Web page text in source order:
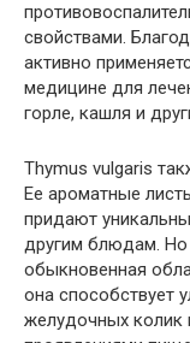
свойствами.
активно
медицине для
горле, кашля и
Thymus vulgaris
Ее ароматные
придают
другим блюдам. Но
обыкновенная
она способствует
желудочных колик